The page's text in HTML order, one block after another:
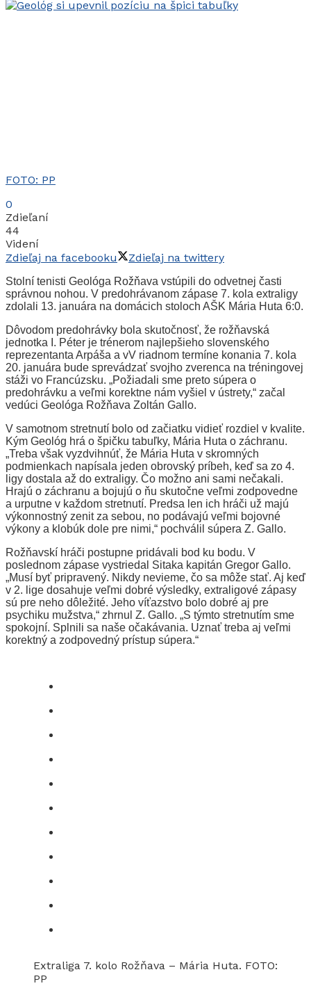
FOTO: PP
0
Zdieľaní
44
Videní
Zdieľaj na facebooku
Zdieľaj na twittery
Stolní tenisti Geológa Rožňava vstúpili do odvetnej časti
správnou nohou. V predohrávanom zápase 7. kola extraligy
zdolali 13. januára na domácich stoloch AŠK Mária Huta 6:0.
Dôvodom predohrávky bola skutočnosť, že rožňavská
jednotka I. Péter je trénerom najlepšieho slovenského
reprezentanta Arpáša a vV riadnom termíne konania 7. kola
20. januára bude sprevádzať svojho zverenca na tréningovej
stáži vo Francúzsku. „Požiadali sme preto súpera o
predohrávku a veľmi korektne nám vyšiel v ústrety,“ začal
vedúci Geológa Rožňava Zoltán Gallo.
V samotnom stretnutí bolo od začiatku vidieť rozdiel v kvalite.
Kým Geológ hrá o špičku tabuľky, Mária Huta o záchranu.
„Treba však vyzdvihnúť, že Mária Huta v skromných
podmienkach napísala jeden obrovský príbeh, keď sa zo 4.
ligy dostala až do extraligy. Čo možno ani sami nečakali.
Hrajú o záchranu a bojujú o ňu skutočne veľmi zodpovedne
a urputne v každom stretnutí. Predsa len ich hráči už majú
výkonnostný zenit za sebou, no podávajú veľmi bojovné
výkony a klobúk dole pre nimi,“ pochválil súpera Z. Gallo.
Rožňavskí hráči postupne pridávali bod ku bodu. V
poslednom zápase vystriedal Sitaka kapitán Gregor Gallo.
„Musí byť pripravený. Nikdy nevieme, čo sa môže stať. Aj keď
v 2. lige dosahuje veľmi dobré výsledky, extraligové zápasy
sú pre neho dôležité. Jeho víťazstvo bolo dobré aj pre
psychiku mužstva,“ zhrnul Z. Gallo. „S týmto stretnutím sme
spokojní. Splnili sa naše očakávania. Uznať treba aj veľmi
korektný a zodpovedný prístup súpera.“
Extraliga 7. kolo Rožňava – Mária Huta. FOTO:
PP